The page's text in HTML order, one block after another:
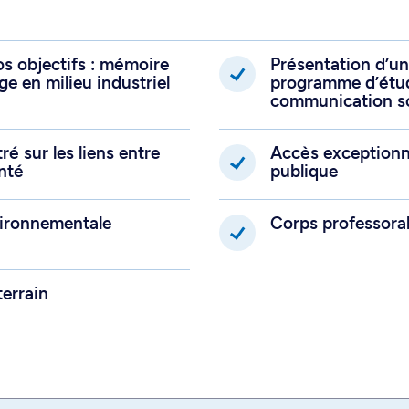
vers la santé des
et
sont possibles : avec
avec stage
Si vous désirez faire
dans laquelle
du
recherche si vous
de la
objectifs : mémoire
en milieu industriel
Présentation
programme
communication
sur les liens entre
Accès
publique
Corps